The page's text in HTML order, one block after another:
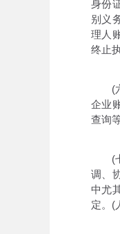
身份
别义
理人
终止
(六)
企业
查询
(七)
调、
中尤
定。(